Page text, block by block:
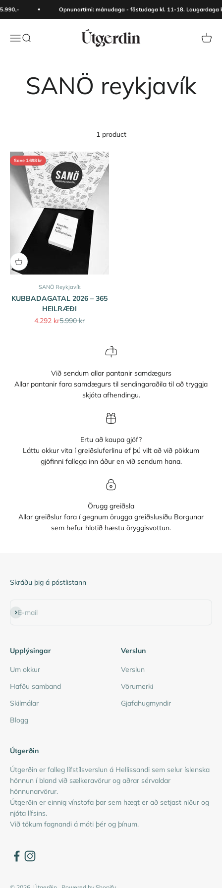
Opnunartími: mánudaga - föstudaga kl. 11-18. Laugardaga
MenuSearch
Útgerðin
Cart
1 product
Save 1.698 kr
SANÖ Reykjavík
KUBBADAGATAL 2026 – 365
HEILRÆÐI
Sale price
4.292 krRegular price
5.990 kr
Við sendum allar pantanir samdægurs
Allar pantanir fara samdægurs til sendingaraðila til að tryggja
skjóta afhendingu.
Ertu að kaupa gjöf?
Láttu okkur vita í greiðsluferlinu ef þú vilt að við pökkum
gjöfinni fallega inn áður en við sendum hana.
Örugg greiðsla
Allar greiðslur fara í gegnum örugga greiðslusíðu Borgunar
sem hefur hlotið hæstu öryggisvottun.
Skráðu þig á póstlistann
E-mail
Subscribe
Upplýsingar
Um okkur
Hafðu samband
Skilmálar
Blogg
Verslun
Verslun
Vörumerki
Gjafahugmyndir
Útgerðin
Útgerðin er falleg lífstílsverslun á Hellissandi sem selur íslenska
hönnun í bland við sælkeravörur og aðrar sérvaldar
hönnunarvörur.
Útgerðin er einnig vínstofa þar sem hægt er að setjast niður og
njóta lífsins.
Við tökum fagnandi á móti þér og þínum.